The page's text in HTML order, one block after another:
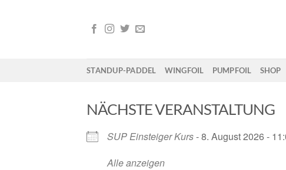
STANDUP-PADDEL WINGFOIL PUMPFOIL SHOP
NÄCHSTE VERANSTALTUNG
SUP Einsteiger Kurs- 8. August 2026 -
Alle anzeigen